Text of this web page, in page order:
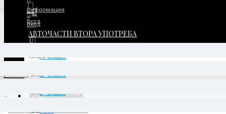
Информация
Вход за партньори
Вход
АВТОЧАСТИ ВТОРА УПОТРЕБА
Вход